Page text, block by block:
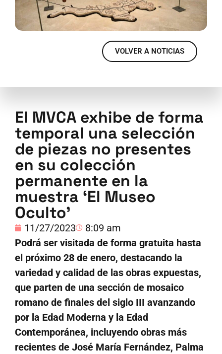
VOLVER A NOTICIAS
El MVCA exhibe de forma
temporal una selección
de piezas no presentes
en su colección
permanente en la
muestra ‘El Museo
Oculto’
11/27/2023
8:09 am
Podrá ser visitada de forma gratuita hasta
el próximo 28 de enero, destacando la
variedad y calidad de las obras expuestas,
que parten de una sección de mosaico
romano de finales del siglo III avanzando
por la Edad Moderna y la Edad
Contemporánea, incluyendo obras más
recientes de José María Fernández, Palma